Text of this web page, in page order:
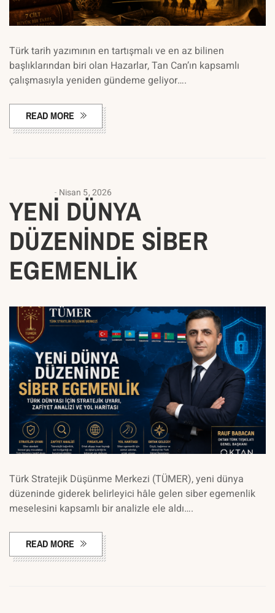
Türk tarih yazımının en tartışmalı ve en az bilinen
başlıklarından biri olan Hazarlar, Tan Can’ın kapsamlı
çalışmasıyla yeniden gündeme geliyor….
READ MORE
Nisan 5, 2026
YENİ DÜNYA
DÜZENİNDE SİBER
EGEMENLİK
Türk Stratejik Düşünme Merkezi (TÜMER), yeni dünya
düzeninde giderek belirleyici hâle gelen siber egemenlik
meselesini kapsamlı bir analizle ele aldı….
READ MORE